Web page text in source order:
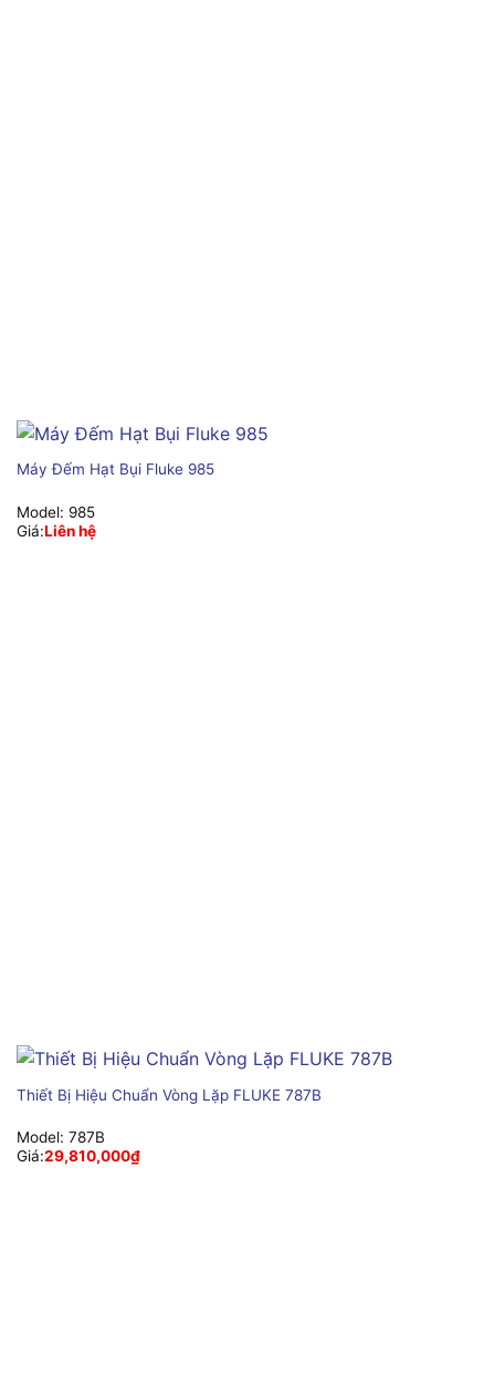
Máy Đếm Hạt Bụi Fluke 985
Model: 985
Giá:Liên hệ
Thiết Bị Hiệu Chuẩn Vòng Lặp FLUKE 787B
Model: 787B
Giá:29,810,000₫